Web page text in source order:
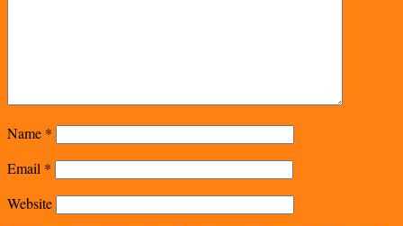
Name *
Email *
Website